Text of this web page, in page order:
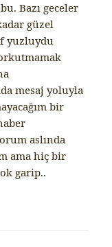
Bazı geceler
güzel
yuzluydu
mesaj yoluyla
bir
aslında
ama hiç bir
garip..